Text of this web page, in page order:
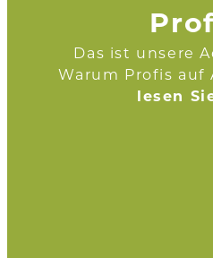
Das ist unsere
Warum Profis auf
lesen